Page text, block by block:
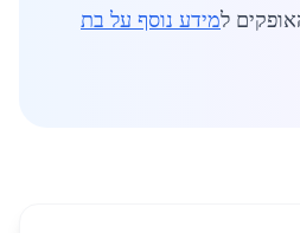
למידע נוסף על בת